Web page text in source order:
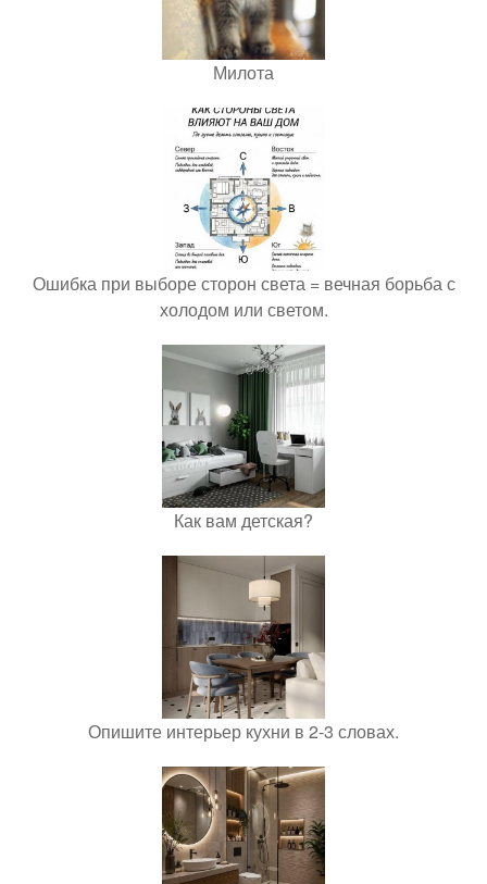
Милота
Ошибка при выборе сторон света = вечная борьба с
холодом или светом.
Как вам детская?
Опишите интерьер кухни в 2-3 словах.